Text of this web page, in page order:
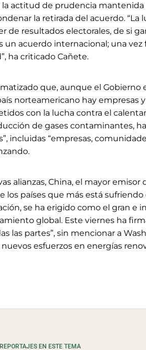
la actitud de prudencia
la retirada del acuerdo.
de resultados electorales, de si
un acuerdo internacional; una
ha criticado Cañete.
que, aunque el Gobierno
norteamericano hay empresas
con la lucha contra el
de gases contaminantes,
incluidas “empresas,
alianzas, China, el mayor
los países que más está
se ha erigido como el gran e
global. Este viernes ha
las partes”, sin mencionar a
esfuerzos en energías
EN ESTE TEMA